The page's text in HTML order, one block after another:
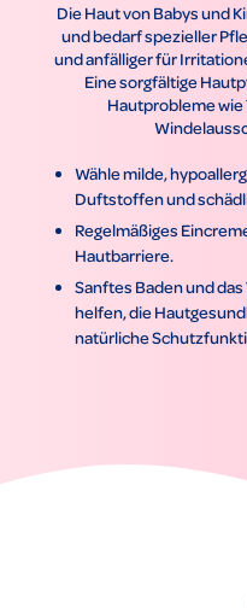
Die Haut von Babys und
und bedarf spezieller
und anfälliger für
Eine sorgfältige
Hautprobleme
Wähle milde,
Duftstoffen und
Regelmäßiges
Hautbarriere.
Sanftes Baden und
helfen, die
natürliche